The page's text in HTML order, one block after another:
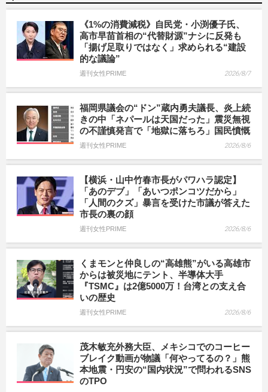
《1%の消費減税》自民党・小渕優子氏、
高市早苗首相の“代替財源”ナシに反発も
「揚げ足取りではなく」求められる“建設
的な議論”
週刊女性PRIME 2026/8/7
福岡県議会の“ドン”蔵内勇夫議長、炎上続
きの中「ネパールは天国だった」震災無視
の不謹慎発言で「地獄に落ちろ」国民憤慨
週刊女性PRIME 2026/8/6
【横浜・山中竹春市長がパワハラ認定】
「あのデブ」「あいつポンコツだから」
「人間のクズ」暴言を受けた市議が答えた
市長の裏の顔
週刊女性PRIME 2026/8/6
くまモンと仲良しの“高雄熊”がいる高雄市
からは被災地にテント、半導体大手
『TSMC』は2億5000万！台湾との支え合
いの歴史
週刊女性PRIME 2026/8/6
茂木敏充外務大臣、メキシコでのコーヒー
ブレイク動画が物議「何やってるの？」熊
本地震・円安の“国内状況”で問われるSNS
のTPO